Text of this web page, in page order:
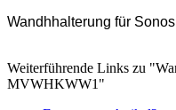
Wandhhalterung für
Weiterführende Links zu
MVWHKWW1"